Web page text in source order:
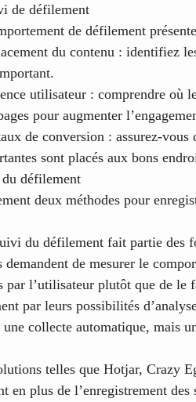
de défilement
de défilement
du contenu : identifiez
utilisateur : comprendre où
pour augmenter
de conversion : assurez-vous
sont placés aux bons
défilement
deux méthodes pour
du défilement fait partie des
demandent de mesurer le
par l’utilisateur plutôt que de le
par leurs possibilités
une collecte automatique, mais
telles que Hotjar, Crazy
en plus de l’enregistrement